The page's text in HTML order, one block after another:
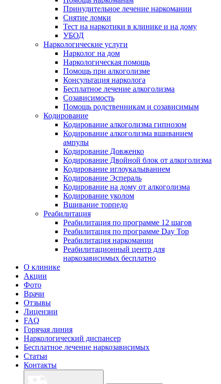
Принудительное лечение наркомании
Снятие ломки
Тест на наркотики в клинике и на дому
УБОД
Наркологические услуги
Нарколог на дом
Наркологическая помощь
Помощь при алкоголизме
Консультация нарколога
Бесплатное лечение алкоголизма
Созависимость
Помощь родственникам и созависимым
Кодирование
Кодирование алкоголизма гипнозом
Кодирование алкоголизма вшиванием
ампулы
Кодирование Довженко
Кодирование Двойной блок от алкоголизма
Кодирование иглоукалыванием
Кодирование Эспераль
Кодирование на дому от алкоголизма
Кодирование уколом
Вшивание торпедо
Реабилитация
Реабилитация по программе 12 шагов
Реабилитация по программе Day Top
Реабилитация наркомании
Реабилитационный центр для
наркозависимых бесплатно
О клинике
Акции
Фото
Врачи
Отзывы
Лицензии
FAQ
Горячая линия
Наркологический диспансер
Бесплатное лечение наркозависимых
Статьи
Контакты